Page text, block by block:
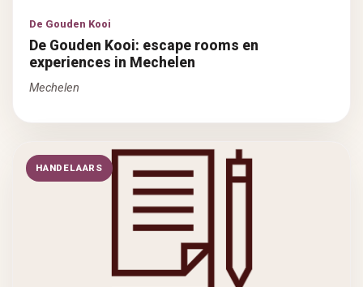
De Gouden Kooi
De Gouden Kooi: escape rooms en
experiences in Mechelen
Mechelen
HANDELAARS